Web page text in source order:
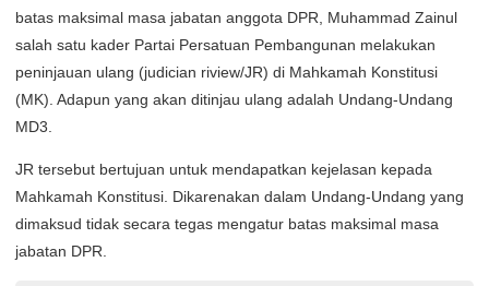
batas maksimal masa jabatan anggota DPR, Muhammad Zainul
salah satu kader Partai Persatuan Pembangunan melakukan
peninjauan ulang (judician riview/JR) di Mahkamah Konstitusi
(MK). Adapun yang akan ditinjau ulang adalah Undang-Undang
MD3.
JR tersebut bertujuan untuk mendapatkan kejelasan kepada
Mahkamah Konstitusi. Dikarenakan dalam Undang-Undang yang
dimaksud tidak secara tegas mengatur batas maksimal masa
jabatan DPR.